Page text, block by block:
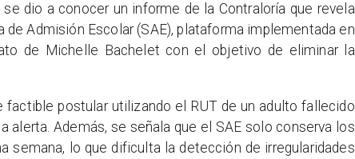
dio a conocer un informe de la Contraloría que revela
Admisión Escolar (SAE), plataforma implementada en
de Michelle Bachelet con el objetivo de eliminar la
postular utilizando el RUT de un adulto fallecido
alerta. Además, se señala que el SAE solo conserva los
semana, lo que dificulta la detección de irregularidades